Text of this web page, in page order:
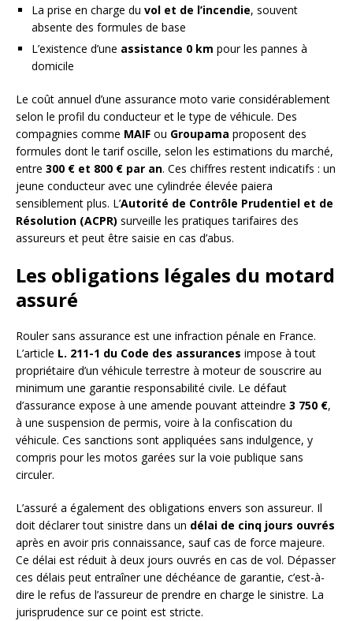
La prise en charge du vol et de l’incendie, souvent
absente des formules de base
L’existence d’une assistance 0 km pour les pannes à
domicile
Le coût annuel d’une assurance moto varie considérablement
selon le profil du conducteur et le type de véhicule. Des
compagnies comme MAIF ou Groupama proposent des
formules dont le tarif oscille, selon les estimations du marché,
entre 300 € et 800 € par an. Ces chiffres restent indicatifs : un
jeune conducteur avec une cylindrée élevée paiera
sensiblement plus. L’Autorité de Contrôle Prudentiel et de
Résolution (ACPR) surveille les pratiques tarifaires des
assureurs et peut être saisie en cas d’abus.
Les obligations légales du motard
assuré
Rouler sans assurance est une infraction pénale en France.
L’article L. 211-1 du Code des assurances impose à tout
propriétaire d’un véhicule terrestre à moteur de souscrire au
minimum une garantie responsabilité civile. Le défaut
d’assurance expose à une amende pouvant atteindre 3 750 €,
à une suspension de permis, voire à la confiscation du
véhicule. Ces sanctions sont appliquées sans indulgence, y
compris pour les motos garées sur la voie publique sans
circuler.
L’assuré a également des obligations envers son assureur. Il
doit déclarer tout sinistre dans un délai de cinq jours ouvrés
après en avoir pris connaissance, sauf cas de force majeure.
Ce délai est réduit à deux jours ouvrés en cas de vol. Dépasser
ces délais peut entraîner une déchéance de garantie, c’est-à-
dire le refus de l’assureur de prendre en charge le sinistre. La
jurisprudence sur ce point est stricte.